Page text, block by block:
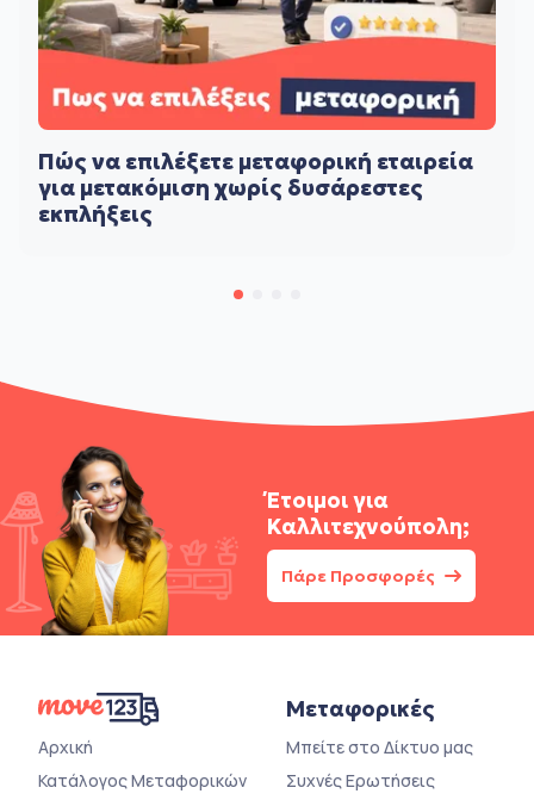
Πώς να επιλέξετε μεταφορική εταιρεία
για μετακόμιση χωρίς δυσάρεστες
εκπλήξεις
Έτοιμοι για
Καλλιτεχνούπολη;
Πάρε Προσφορές
Αρχική
Κατάλογος Μεταφορικών
Μεταφορικές
Μπείτε στο Δίκτυο μας
Συχνές Ερωτήσεις